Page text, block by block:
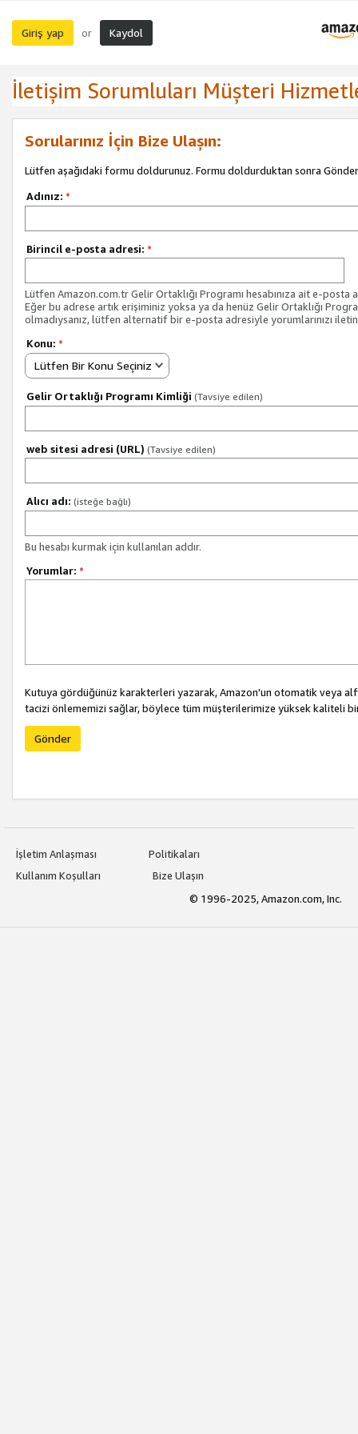
Giriş yap or Kaydol
İletişim Sorumluları Müşteri
Sorularınız İçin Bize Ulaşın:
Lütfen aşağıdaki formu doldurunuz. Formu doldurduktan sonra Gönder
Adınız: *
Birincil e-posta adresi: *
Lütfen Amazon.com.tr Gelir Ortaklığı Programı hesabınıza ait e-posta
Eğer bu adrese artık erişiminiz yoksa ya da henüz Gelir Ortaklığı
olmadıysanız, lütfen alternatif bir e-posta adresiyle yorumlarınızı
Konu: *
Lütfen Bir Konu Seçiniz
Gelir Ortaklığı Programı Kimliği (Tavsiye edilen)
web sitesi adresi (URL) (Tavsiye edilen)
Alıcı adı: (isteğe bağlı)
Bu hesabı kurmak için kullanılan addır.
Yorumlar: *
Kutuya gördüğünüz karakterleri yazarak, Amazon'un otomatik veya
tacizi önlememizi sağlar, böylece tüm müşterilerimize yüksek kaliteli
Gönder
İşletim Anlaşması
Politikaları
Kullanım Koşulları
Bize Ulaşın
© 1996-2025, Amazon.com, Inc.